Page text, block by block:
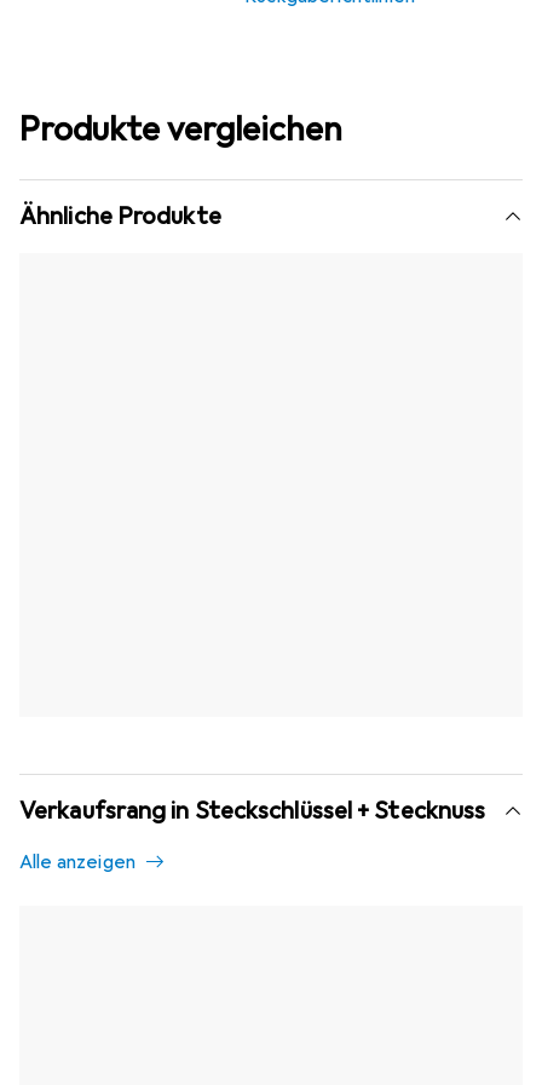
Produkte vergleichen
Ähnliche Produkte
Verkaufsrang in Steckschlüssel + Stecknuss
Alle anzeigen